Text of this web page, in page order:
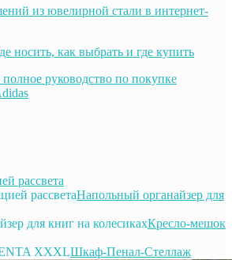
из ювелирной стали в интернет-
носить, как выбрать и где купить
руководство по покупке
рассвета
Напольный органайзер для
Кресло-мешок
Шкаф-Пенал-Стеллаж